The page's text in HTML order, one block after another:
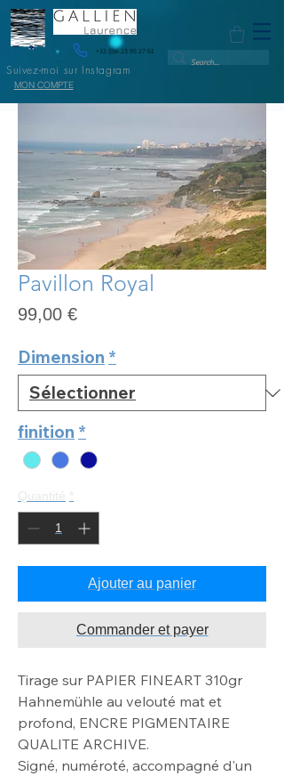
+33 (0)6 23 95 27 61
Suivez-moi sur Instagram
MON COMPTE
Pavillon Royal
99,00 €Prix
Dimension *
finition *
Ajouter au panier
Commander et payer
Tirage sur PAPIER FINEART 310gr
Hahnemühle au velouté mat et
profond, ENCRE PIGMENTAIRE
QUALITE ARCHIVE.
Signé, numéroté, accompagné d'un